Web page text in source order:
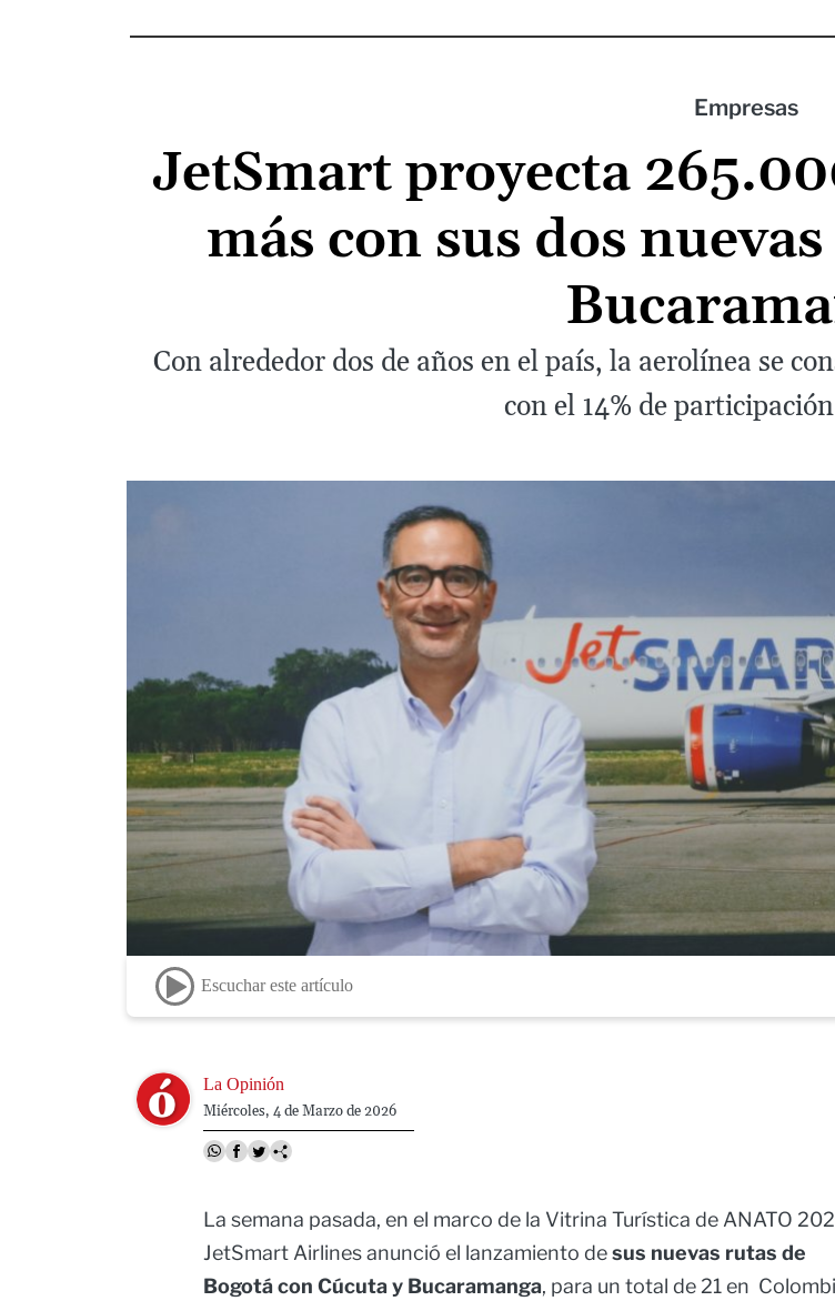
Empresas
JetSmart proyecta
más con sus dos
Con alrededor dos de años en el país, la aerolínea se
con el 14% de
Escuchar este artículo
Image La Opinión
Miércoles, 4 de Marzo de 2026
La semana pasada, en el marco de la Vitrina Turística de ANATO
JetSmart Airlines anunció el lanzamiento desus nuevas rutas de
Bogotá con Cúcuta y Bucaramanga, para un total de 21 en